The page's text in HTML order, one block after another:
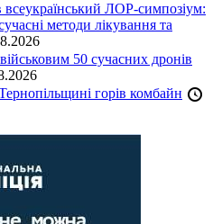
всеукраїнський ЛОР-симпозіум:
методи лікування та
50 сучасних дронів
горів комбайн